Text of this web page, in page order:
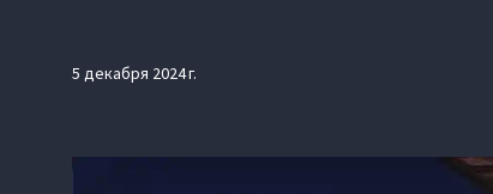
5 декабря 2024 г.